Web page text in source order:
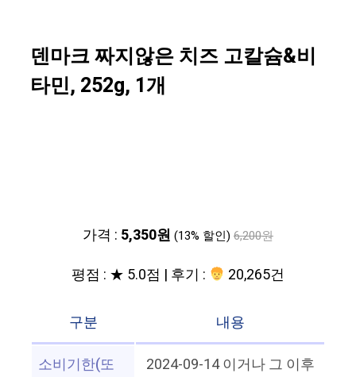
덴마크 짜지않은 치즈 고칼슘&비
타민, 252g, 1개
가격 : 5,350원 (13% 할인) 6,200원
평점 : ★ 5.0점 | 후기 : 20,265건
구분
내용
소비기한(또
2024-09-14 이거나 그 이후